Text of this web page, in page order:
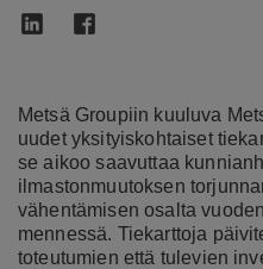
Metsä Groupiin kuuluva
uudet yksityiskohtaiset
se aikoo saavuttaa
ilmastonmuutoksen
vähentämisen osalta
mennessä. Tiekarttoja
toteutumien että tulevien